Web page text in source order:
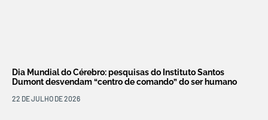
Dia Mundial do Cérebro: pesquisas do Instituto Santos
Dumont desvendam “centro de comando” do ser humano
22 DE JULHO DE 2026